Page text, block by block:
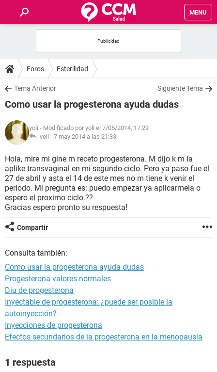
MENU
FOROS
SALUD
NUTRICIÓN
BIENESTAR
SEXUALIDAD
GLOSARIO
Foros Esterilidad
Tema Anterior Siguiente Tema
Como usar la progesterona ayuda dudas
yoli - Modificado por yoli el 7/05/2014, 17:29
yoli - 7 may 2014 a las 21:33
Hola, mire mi gine m receto progesterona. M dijo k m la
aplike transvaginal en mi segundo ciclo. Pero ya paso fue el
27 de abril y asta el 14 de este mes no m tiene k venir el
periodo. Mi pregunta es: puedo empezar ya aplicarmela o
espero el proximo ciclo.??
Gracias espero pronto su respuesta!
Compartir
Consulta también:
Como usar la progesterona ayuda dudas
Progesterona valores normales
Diu de progesterona
Inyectable de progesterona: ¿puede ser posible la
autoinyección?
Inyecciones de progesterona
Efectos secundarios de la progesterona en la menopausia
1 respuesta